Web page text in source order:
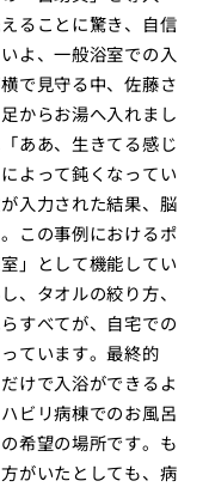
ることに驚き、自信
よ、一般浴室での入
で見守る中、佐藤さ
からお湯へ入れまし
ああ、生きてる感じ
よって鈍くなってい
入力された結果、脳
この事例におけるポ
」として機能してい
、タオルの絞り方、
すべてが、自宅での
ています。最終的
けで入浴ができるよ
ビリ病棟でのお風呂
希望の場所です。も
がいたとしても、病